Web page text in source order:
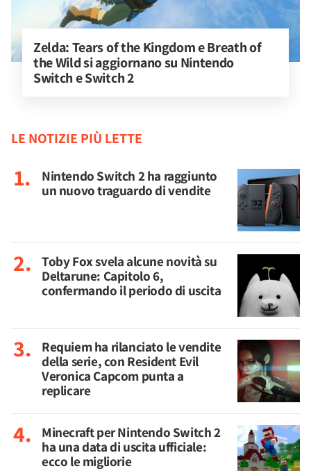
Zelda: Tears of the Kingdom e Breath of
the Wild si aggiornano su Nintendo
Switch e Switch 2
LE NOTIZIE PIÙ LETTE
Nintendo Switch 2 ha raggiunto
un nuovo traguardo di vendite
Toby Fox svela alcune novità su
Deltarune: Capitolo 6,
confermando il periodo di uscita
Requiem ha rilanciato le vendite
della serie, con Resident Evil
Veronica Capcom punta a
replicare
Minecraft per Nintendo Switch 2
ha una data di uscita ufficiale:
ecco le migliorie